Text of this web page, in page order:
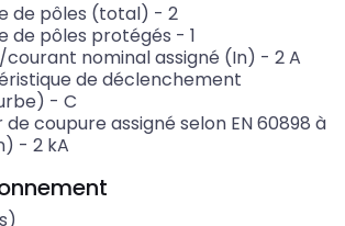
de pôles (total) - 2
de pôles protégés - 1
nominal assigné (In) - 2A
de déclenchement
- C
coupure assigné selon EN 60898 à
- 2 kA